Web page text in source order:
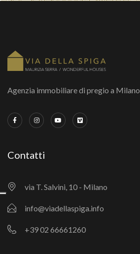
Agenzia immobiliare di pregio a Milano
Contatti
via T. Salvini, 10 - Milano
info@viadellaspiga.info
+39 02 66661260